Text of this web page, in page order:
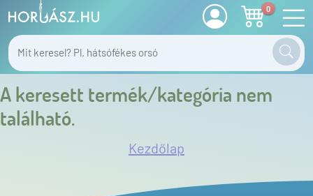
0
A keresett termék/kategória nem
található.
Kezdőlap